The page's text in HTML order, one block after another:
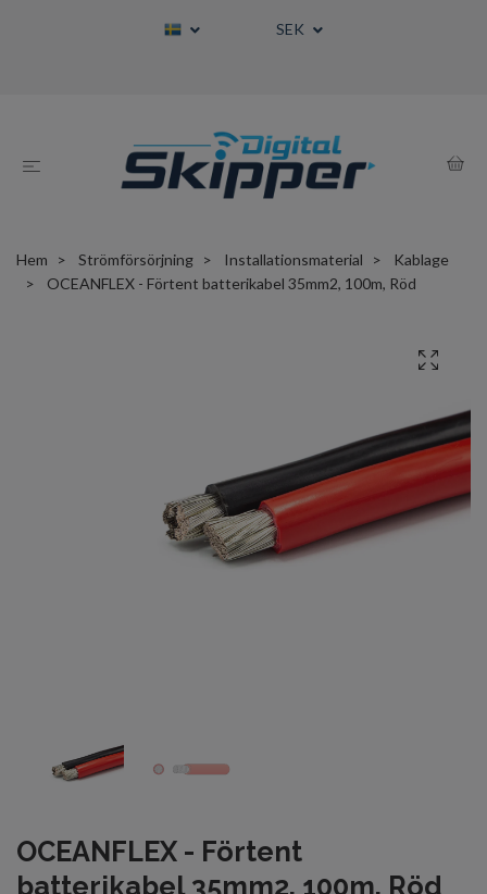
SEK
Hem Strömförsörjning Installationsmaterial
Kablage
OCEANFLEX - Förtent batterikabel 35mm2, 100m, Röd
OCEANFLEX - Förtent
batterikabel 35mm2, 100m, Röd